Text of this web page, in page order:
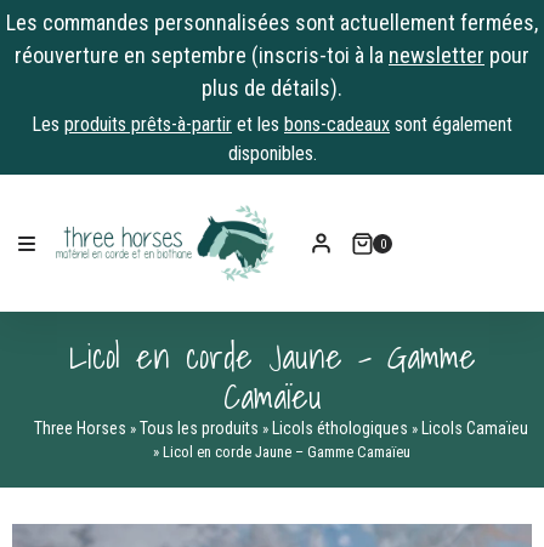
Les commandes personnalisées sont actuellement fermées,
réouverture en septembre (inscris-toi à la newsletter pour
plus de détails).
Les produits prêts-à-partir et les bons-cadeaux sont également
disponibles.
content
0
Licol en corde Jaune – Gamme
Camaïeu
Three Horses » Tous les produits » Licols éthologiques » Licols Camaïeu
» Licol en corde Jaune – Gamme Camaïeu